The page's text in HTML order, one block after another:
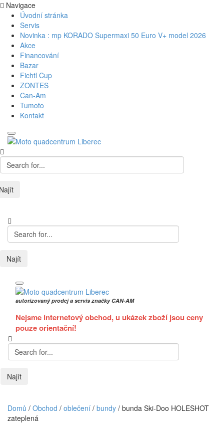
Navigace
Úvodní stránka
Servis
Novinka : mp KORADO Supermaxi 50 Euro V+ model 2026
Akce
Financování
Bazar
Fichtl Cup
ZONTES
Can-Am
Tumoto
Kontakt
Najít
autorizovaný prodej a servis značky CAN-AM
Nejsme internetový obchod, u ukázek zboží jsou ceny
pouze orientační!
Najít
Domů / Obchod / oblečení / bundy / bunda Ski-Doo HOLESHOT
zateplená